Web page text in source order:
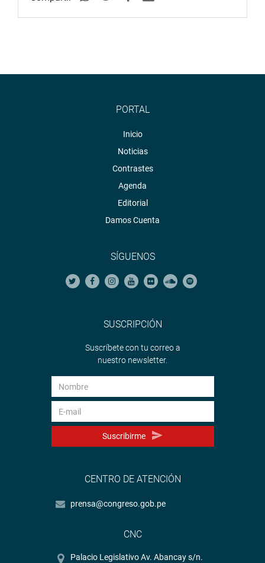
PORTAL
Inicio
Noticias
Contrastes
Agenda
Editorial
Damos Cuenta
SÍGUENOS
SUSCRIPCIÓN
Suscríbete con tu correo a
nuestro newsletter.
Suscribirme
CENTRO DE ATENCIÓN
prensa@congreso.gob.pe
CNC
Palacio Legislativo Av. Abancay s/n.